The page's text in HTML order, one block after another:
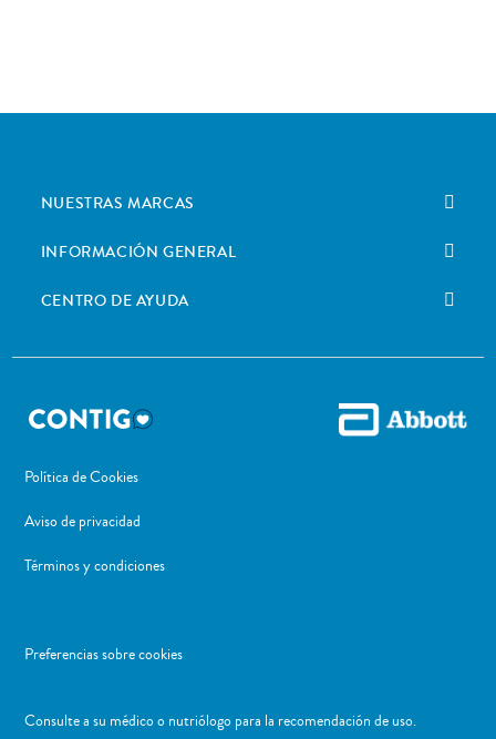
NUESTRAS MARCAS
INFORMACIÓN GENERAL
CENTRO DE AYUDA
Política de Cookies
Aviso de privacidad
Términos y condiciones
Preferencias sobre cookies
Consulte a su médico o nutriólogo para la recomendación de uso. ​